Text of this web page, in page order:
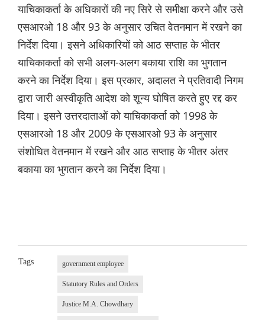
याचिकाकर्ता के अधिकारों की नए सिरे से समीक्षा करने और उसे
एसआरओ 18 और 93 के अनुसार उचित वेतनमान में रखने का
निर्देश दिया। इसने अधिकारियों को आठ सप्ताह के भीतर
याचिकाकर्ता को सभी अलग-अलग बकाया राशि का भुगतान
करने का निर्देश दिया। इस प्रकार, अदालत ने प्रतिवादी निगम
द्वारा जारी अस्वीकृति आदेश को शून्य घोषित करते हुए रद्द कर
दिया। इसने उत्तरदाताओं को याचिकाकर्ता को 1998 के
एसआरओ 18 और 2009 के एसआरओ 93 के अनुसार
संशोधित वेतनमान में रखने और आठ सप्ताह के भीतर अंतर
बकाया का भुगतान करने का निर्देश दिया।
Tags government employee
Statutory Rules and Orders
Justice M.A. Chowdhary